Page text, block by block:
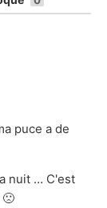
puce a de
nuit … C'est